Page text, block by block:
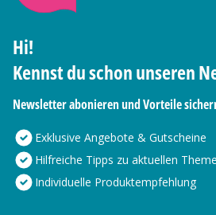
Hi!
Kennst du schon unseren
Newsletter abonieren und Vorteile
Exklusive Angebote & Gutscheine
Hilfreiche Tipps zu aktuellen
Individuelle Produktempfehlung